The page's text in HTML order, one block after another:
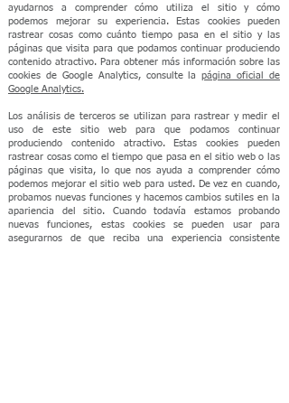
ayudarnos a comprender cómo utiliza el sitio y cómo
podemos mejorar su experiencia. Estas cookies pueden
rastrear cosas como cuánto tiempo pasa en el sitio y las
páginas que visita para que podamos continuar produciendo
contenido atractivo. Para obtener más información sobre las
cookies de Google Analytics, consulte lapágina oficial de
Google Analytics.
Los análisis de terceros se utilizan para rastrear y medir el
uso de este sitio web para que podamos continuar
produciendo contenido atractivo. Estas cookies pueden
rastrear cosas como el tiempo que pasa en el sitio web o las
páginas que visita, lo que nos ayuda a comprender cómo
podemos mejorar el sitio web para usted. De vez en cuando,
probamos nuevas funciones y hacemos cambios sutiles en la
apariencia del sitio. Cuando todavía estamos probando
nuevas funciones, estas cookies se pueden usar​​ para
asegurarnos de que reciba una experiencia consistente